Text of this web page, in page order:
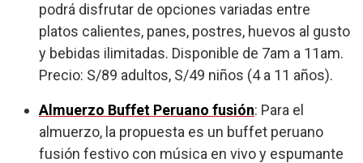
podrá disfrutar de opciones variadas entre
platos calientes, panes, postres, huevos al gusto
y bebidas ilimitadas. Disponible de 7am a 11am.
Precio: S/89 adultos, S/49 niños (4 a 11 años).
Almuerzo Buffet Peruano fusión: Para el
almuerzo, la propuesta es un buffet peruano
fusión festivo con música en vivo y espumante